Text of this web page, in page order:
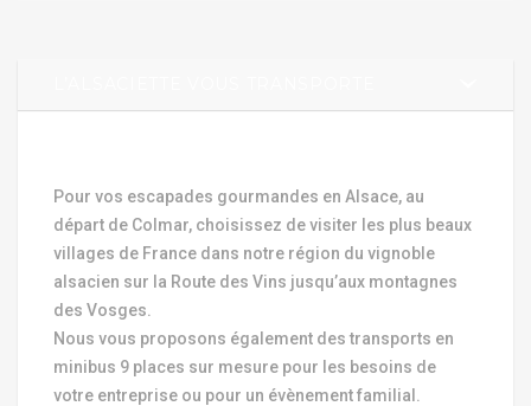
Pour vos escapades gourmandes en Alsace, au
départ de Colmar, choisissez de visiter les plus beaux
villages de France dans notre région du vignoble
alsacien sur la Route des Vins jusqu’aux montagnes
des Vosges.
Nous vous proposons également des transports en
minibus 9 places sur mesure pour les besoins de
votre entreprise ou pour un évènement familial.